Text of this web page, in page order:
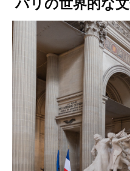
パリの世界的な